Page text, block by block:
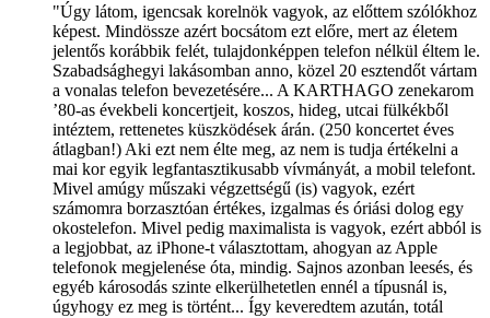
"Úgy látom, igencsak korelnök vagyok, az előttem szólókhoz
képest. Mindössze azért bocsátom ezt előre, mert az életem
jelentős korábbik felét, tulajdonképpen telefon nélkül éltem le.
Szabadsághegyi lakásomban anno, közel 20 esztendőt vártam
a vonalas telefon bevezetésére... A KARTHAGO zenekarom
’80-as évekbeli koncertjeit, koszos, hideg, utcai fülkékből
intéztem, rettenetes küszködések árán. (250 koncertet éves
átlagban!) Aki ezt nem élte meg, az nem is tudja értékelni a
mai kor egyik legfantasztikusabb vívmányát, a mobil telefont.
Mivel amúgy műszaki végzettségű (is) vagyok, ezért
számomra borzasztóan értékes, izgalmas és óriási dolog egy
okostelefon. Mivel pedig maximalista is vagyok, ezért abból is
a legjobbat, az iPhone-t választottam, ahogyan az Apple
telefonok megjelenése óta, mindig. Sajnos azonban leesés, és
egyéb károsodás szinte elkerülhetetlen ennél a típusnál is,
úgyhogy ez meg is történt... Így keveredtem azután, totál